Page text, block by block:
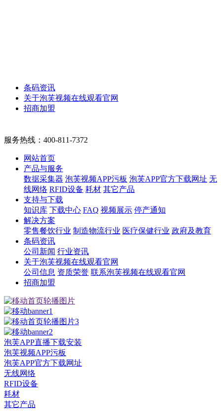
条码资讯
关于泡芙视频在线观看官网
招商加盟
服务热线： 400-811-7372
网站首页
产品与服务
数据采集器 泡芙视频APP污板 泡芙APP官方下载网址 无
线网络 RFID设备 耗材 其它产品
支持与下载
知识库 下载中心 FAQ 视频展示 停产通知
解决方案
零售餐饮行业 制造物流行业 医疗保健行业 政府及教育
条码资讯
公司新闻 行业资讯
关于泡芙视频在线观看官网
公司信息 资质荣誉 联系泡芙视频在线观看官网
招商加盟
泡芙APP直播下载安装
泡芙视频APP污板
泡芙APP官方下载网址
无线网络
RFID设备
耗材
其它产品